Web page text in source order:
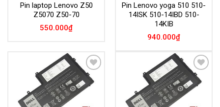
Pin laptop Lenovo Z50
Z5070 Z50-70
550.000₫
Pin Lenovo yoga 510 510-
14ISK 510-14IBD 510-
14KIB
940.000₫
Add to
Wishlist
Add to
Wishlist